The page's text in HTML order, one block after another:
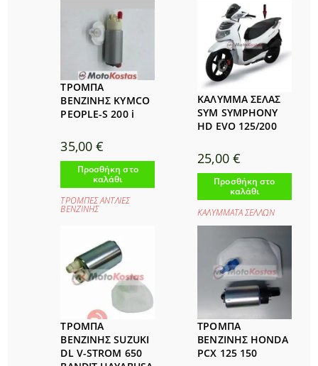
ΤΡΟΜΠΑ
ΒΕΝΖΙΝΗΣ KYMCO
PEOPLE-S 200 i
35,00€
Προσθήκη στο
καλάθι
ΤΡΟΜΠΕΣ ΑΝΤΛΙΕΣ
ΒΕΝΖΙΝΗΣ
ΚΑΛΥΜΜΑ ΣΕΛΑΣ
SYM SYMPHONY
HD EVO 125/200
25,00 €
Προσθήκη στο
καλάθι
ΚΑΛΥΜΜΑΤΑ ΣΕΛΛΩΝ
ΤΡΟΜΠΑ
ΒΕΝΖΙΝΗΣ SUZUKI
DL V-STROM 650
ΤΡΟΜΠΑ
ΒΕΝΖΙΝΗΣ HONDA
PCX 125 150